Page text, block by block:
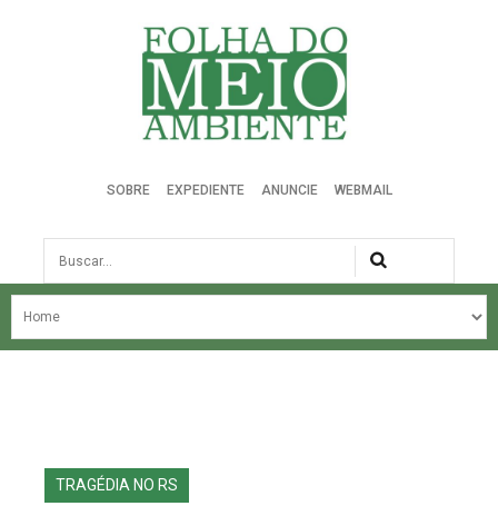
Folha do Meio Ambiente
SOBRE EXPEDIENTE ANUNCIE WEBMAIL
Busca
NOSSA HISTÓRIA
EDIÇÕES ANTERIORES
TRAGÉDIA NO RS